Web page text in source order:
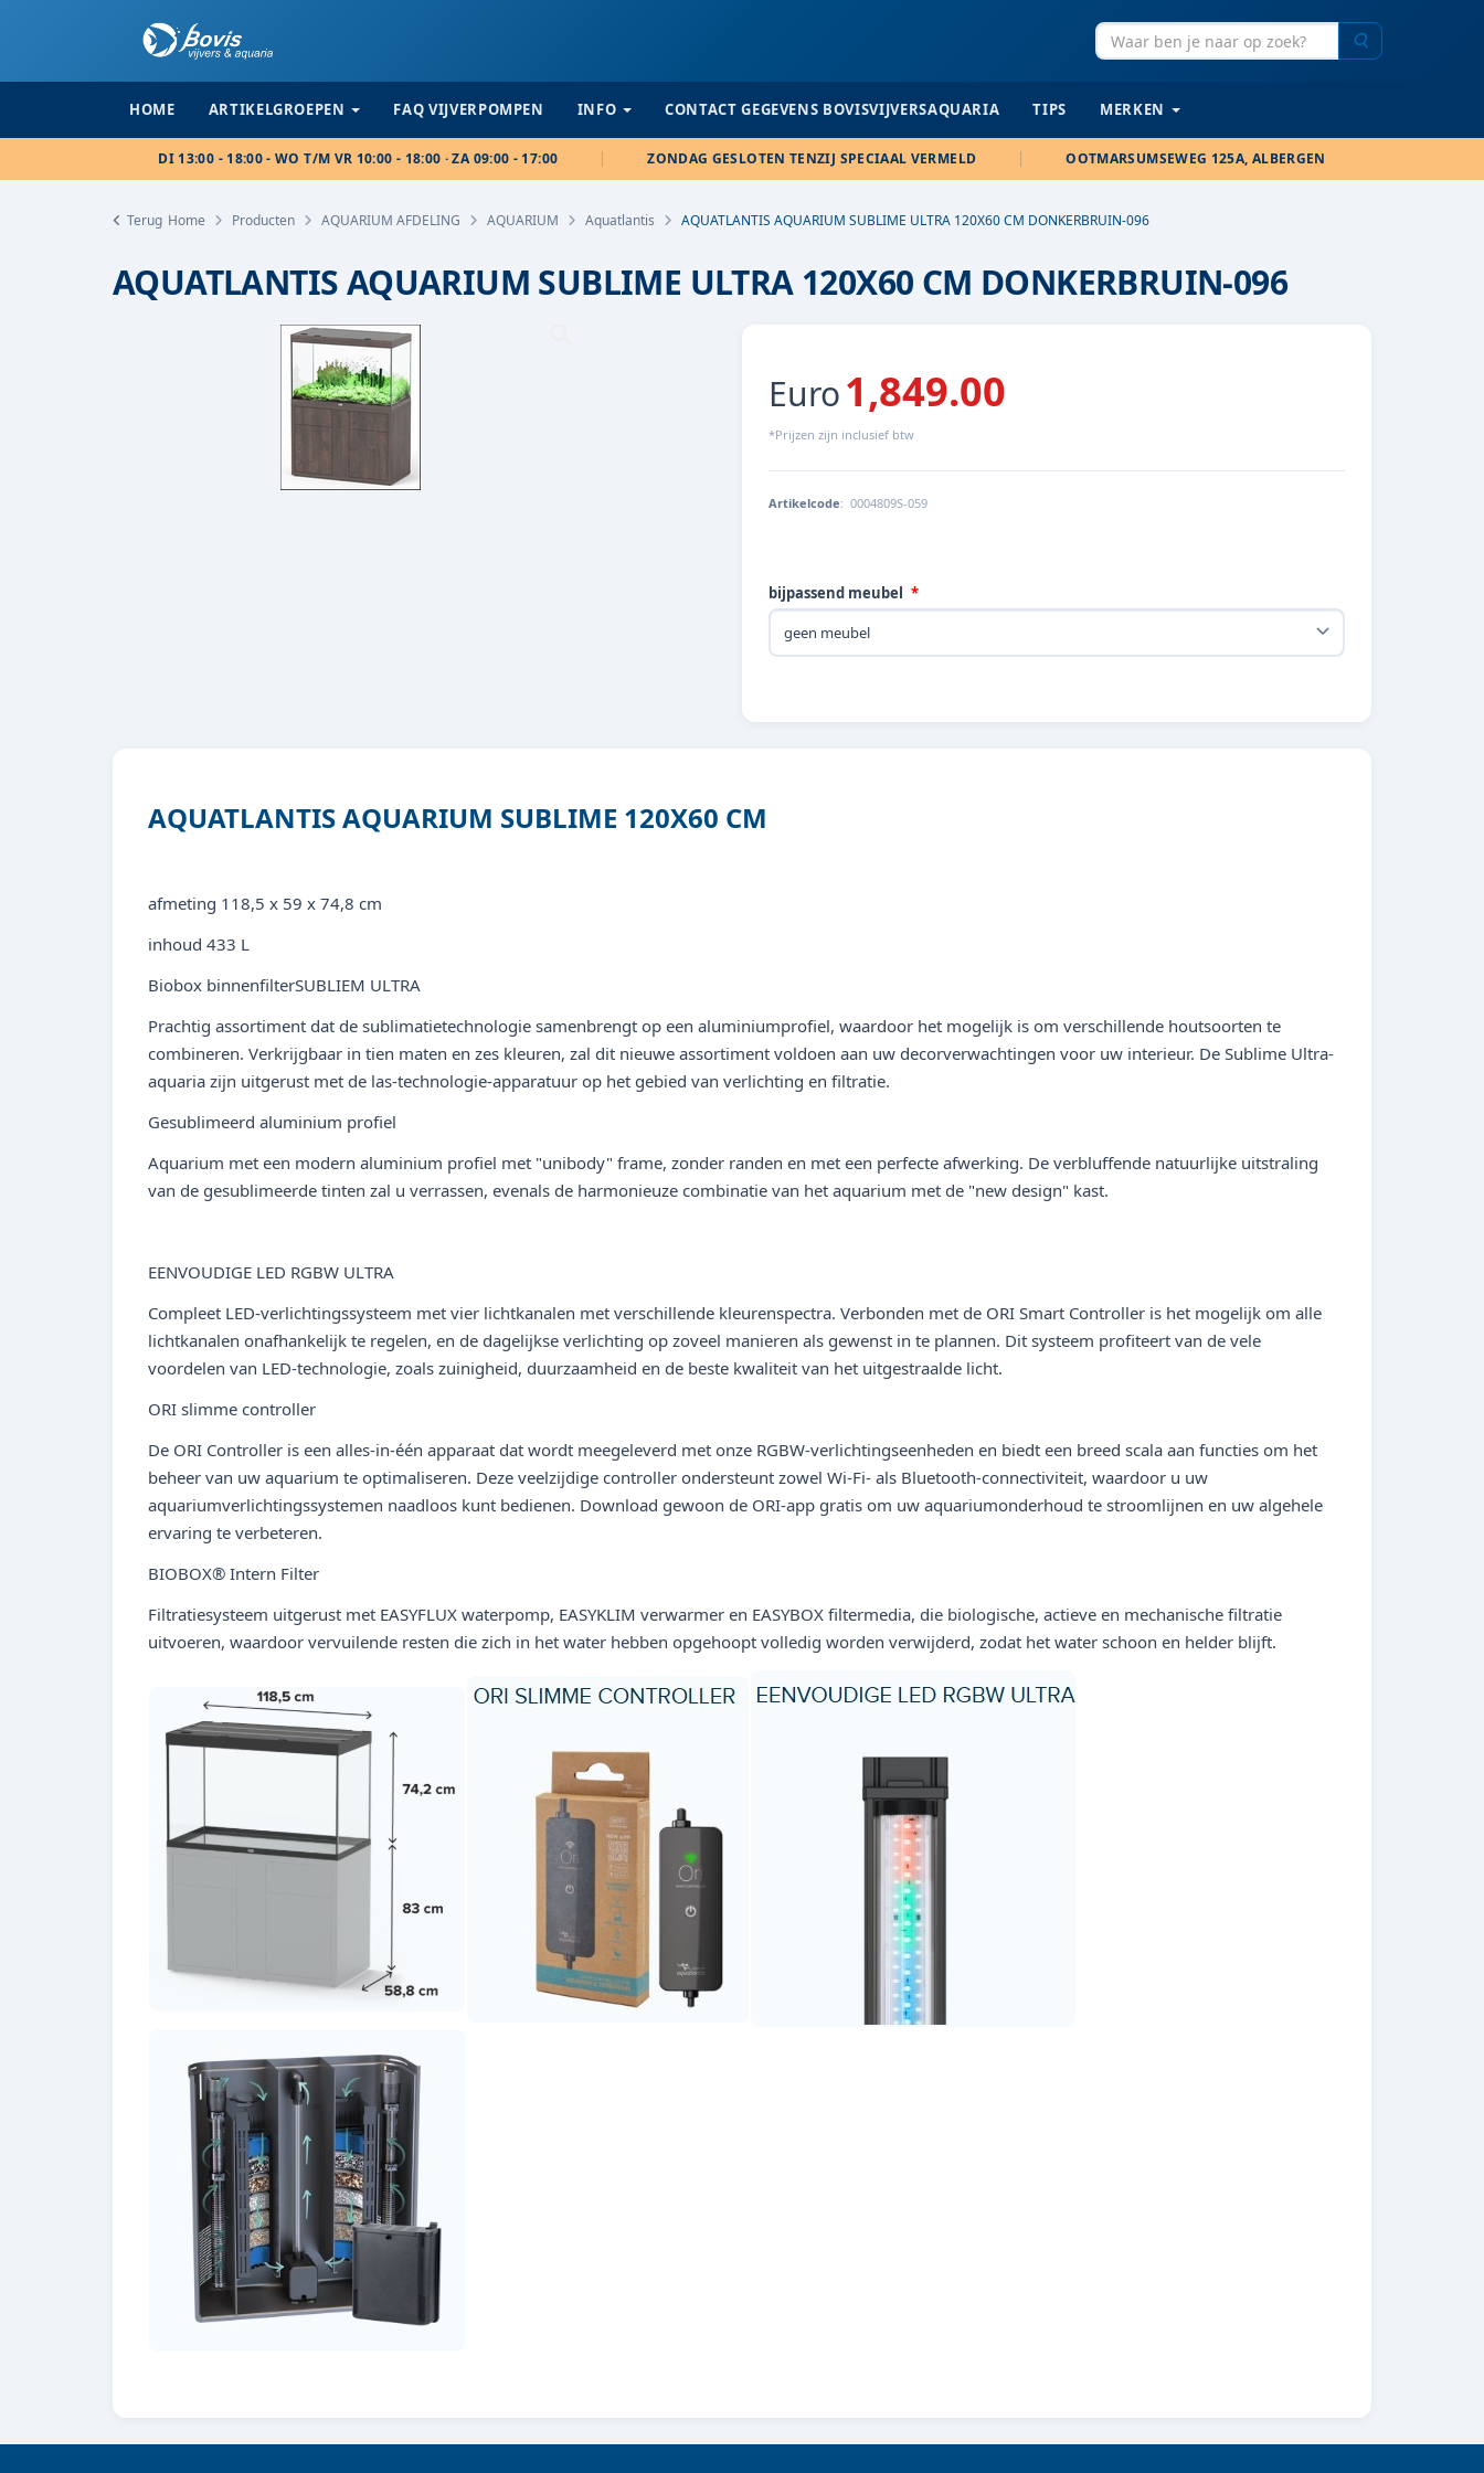
HOME ARTIKELGROEPEN FAQ VIJVERPOMPEN INFO CONTACT GEGEVENS BOVISVIJVERSAQUARIA TIPS MERKEN
DI 13:00 - 18:00 - WO T/M VR 10:00 - 18:00 · ZA 09:00 - 17:00 ZONDAG GESLOTEN TENZIJ SPECIAAL VERMELD OOTMARSUMSEWEG 125A, ALBERGEN
Terug Home Producten AQUARIUM AFDELING AQUARIUM Aquatlantis AQUATLANTIS AQUARIUM SUBLIME ULTRA 120X60 CM DONKERBRUIN-096
AQUATLANTIS AQUARIUM SUBLIME ULTRA 120X60 CM DONKERBRUIN-096
Euro1,849.00
*Prijzen zijn inclusief btw
Artikelcode: 0004809S-059
bijpassend meubel
AQUATLANTIS AQUARIUM SUBLIME 120X60 CM
afmeting 118,5 x 59 x 74,8 cm
inhoud 433 L
Biobox binnenfilterSUBLIEM ULTRA
Prachtig assortiment dat de sublimatietechnologie samenbrengt op een aluminiumprofiel, waardoor het mogelijk is om verschillende houtsoorten te
combineren. Verkrijgbaar in tien maten en zes kleuren, zal dit nieuwe assortiment voldoen aan uw decorverwachtingen voor uw interieur. De Sublime Ultra-
aquaria zijn uitgerust met de las-technologie-apparatuur op het gebied van verlichting en filtratie.
Gesublimeerd aluminium profiel
Aquarium met een modern aluminium profiel met "unibody" frame, zonder randen en met een perfecte afwerking. De verbluffende natuurlijke uitstraling
van de gesublimeerde tinten zal u verrassen, evenals de harmonieuze combinatie van het aquarium met de "new design" kast.
EENVOUDIGE LED RGBW ULTRA
Compleet LED-verlichtingssysteem met vier lichtkanalen met verschillende kleurenspectra. Verbonden met de ORI Smart Controller is het mogelijk om alle
lichtkanalen onafhankelijk te regelen, en de dagelijkse verlichting op zoveel manieren als gewenst in te plannen. Dit systeem profiteert van de vele
voordelen van LED-technologie, zoals zuinigheid, duurzaamheid en de beste kwaliteit van het uitgestraalde licht.
ORI slimme controller
De ORI Controller is een alles-in-één apparaat dat wordt meegeleverd met onze RGBW-verlichtingseenheden en biedt een breed scala aan functies om het
beheer van uw aquarium te optimaliseren. Deze veelzijdige controller ondersteunt zowel Wi-Fi- als Bluetooth-connectiviteit, waardoor u uw
aquariumverlichtingssystemen naadloos kunt bedienen. Download gewoon de ORI-app gratis om uw aquariumonderhoud te stroomlijnen en uw algehele
ervaring te verbeteren.
BIOBOX® Intern Filter
Filtratiesysteem uitgerust met EASYFLUX waterpomp, EASYKLIM verwarmer en EASYBOX filtermedia, die biologische, actieve en mechanische filtratie
uitvoeren, waardoor vervuilende resten die zich in het water hebben opgehoopt volledig worden verwijderd, zodat het water schoon en helder blijft.